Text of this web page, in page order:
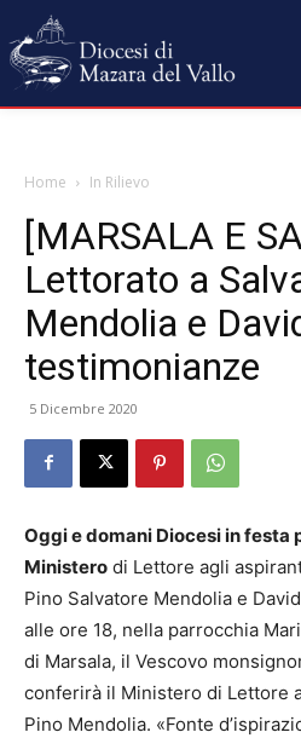
Home In Rilievo
[MARSALA E
Lettorato a
Mendolia e
testimonianze
5 Dicembre 2020
Oggi e domani Diocesi in festa
Ministero di Lettore agli
Pino Salvatore Mendolia e
alle ore 18, nella parrocchia
di Marsala, il Vescovo
conferirà il Ministero di Lettore
Pino Mendolia. «Fonte